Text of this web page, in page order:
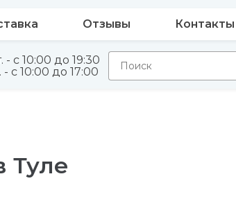
Отзывы Контакты
- с 10:00 до 19:30
- с 10:00 до 17:00
Туле